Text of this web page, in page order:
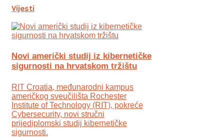
Vijesti
Novi američki studij iz kibernetičke
sigurnosti na hrvatskom tržištu
RIT Croatia, međunarodni kampus
američkog sveučilišta Rochester
Institute of Technology (RIT), pokreće
Cybersecurity, novi stručni
prijediplomski studij kibernetičke
sigurnosti.